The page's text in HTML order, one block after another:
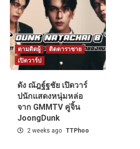
ตามติดผู้
ติดดาราชาย
เปิดวาร์ป
ดัง ณัฎฐ์ฐชัย เปิดวาร์
ปนักแสดงหนุ่มหล่อ
จาก GMMTV คู่จิ้น
JoongDunk
2 weeks ago TTPhoo